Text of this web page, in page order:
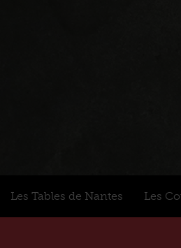
Les Tables de Nantes Les